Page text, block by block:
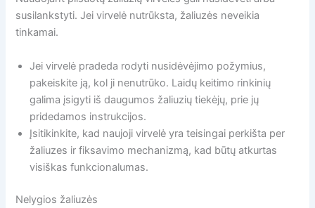
susilankstyti. Jei virvelė nutrūksta, žaliuzės neveikia
tinkamai.
Jei virvelė pradeda rodyti nusidėvėjimo požymius,
pakeiskite ją, kol ji nenutrūko. Laidų keitimo rinkinių
galima įsigyti iš daugumos žaliuzių tiekėjų, prie jų
pridedamos instrukcijos.
Įsitikinkite, kad naujoji virvelė yra teisingai perkišta per
žaliuzes ir fiksavimo mechanizmą, kad būtų atkurtas
visiškas funkcionalumas.
Nelygios žaliuzės